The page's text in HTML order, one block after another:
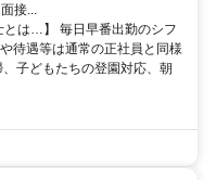
接...
とは…】 毎日早番出勤のシフ
待遇等は通常の正社員と同様
子どもたちの登園対応、朝